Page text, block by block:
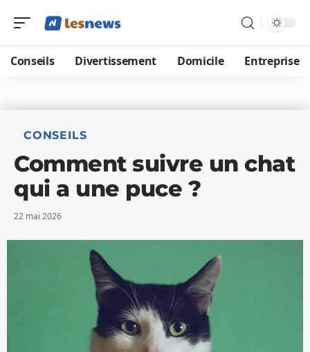
Conseils Divertissement Domicile Entreprise
CONSEILS
Comment suivre un chat
qui a une puce ?
22 mai 2026